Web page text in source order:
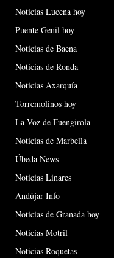
Noticias Lucena hoy
Puente Genil hoy
Noticias de Baena
Noticias de Ronda
Noticias Axarquía
Torremolinos hoy
La Voz de Fuengirola
Noticias de Marbella
Úbeda News
Noticias Linares
Andújar Info
Noticias de Granada hoy
Noticias Motril
Noticias Roquetas